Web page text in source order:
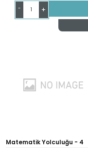
- +
Matematik Yolculuğu - 4